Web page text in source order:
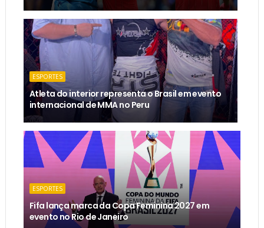
ESPORTES
Atleta do interior representa o Brasil em evento
internacional de MMA no Peru
ESPORTES
Fifa lança marca da Copa Feminina 2027 em
evento no Rio de Janeiro